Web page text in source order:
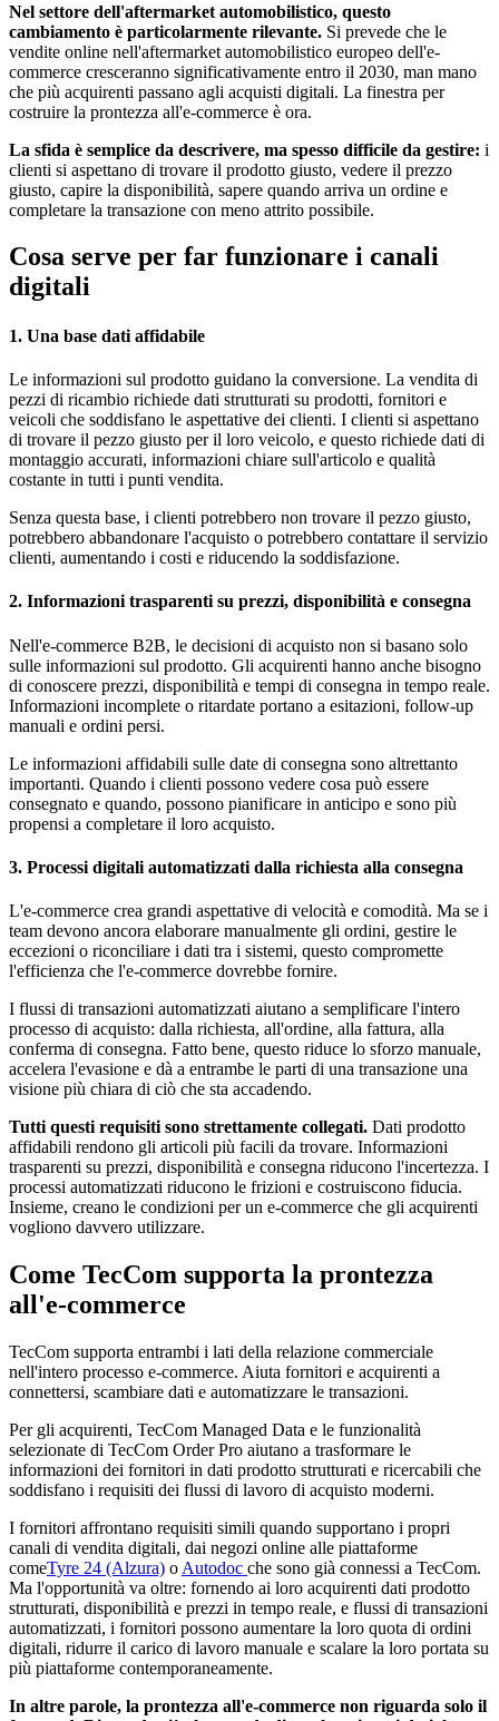
Nel settore dell'aftermarket automobilistico, questo
cambiamento è particolarmente rilevante. Si prevede che le
vendite online nell'aftermarket automobilistico europeo dell'e-
commerce cresceranno significativamente entro il 2030, man mano
che più acquirenti passano agli acquisti digitali. La finestra per
costruire la prontezza all'e-commerce è ora.
La sfida è semplice da descrivere, ma spesso difficile da gestire: i
clienti si aspettano di trovare il prodotto giusto, vedere il prezzo
giusto, capire la disponibilità, sapere quando arriva un ordine e
completare la transazione con meno attrito possibile.
Cosa serve per far funzionare i canali
digitali
1. Una base dati affidabile
Le informazioni sul prodotto guidano la conversione. La vendita di
pezzi di ricambio richiede dati strutturati su prodotti, fornitori e
veicoli che soddisfano le aspettative dei clienti. I clienti si aspettano
di trovare il pezzo giusto per il loro veicolo, e questo richiede dati di
montaggio accurati, informazioni chiare sull'articolo e qualità
costante in tutti i punti vendita.
Senza questa base, i clienti potrebbero non trovare il pezzo giusto,
potrebbero abbandonare l'acquisto o potrebbero contattare il servizio
clienti, aumentando i costi e riducendo la soddisfazione.
2. Informazioni trasparenti su prezzi, disponibilità e consegna
Nell'e-commerce B2B, le decisioni di acquisto non si basano solo
sulle informazioni sul prodotto. Gli acquirenti hanno anche bisogno
di conoscere prezzi, disponibilità e tempi di consegna in tempo reale.
Informazioni incomplete o ritardate portano a esitazioni, follow-up
manuali e ordini persi.
Le informazioni affidabili sulle date di consegna sono altrettanto
importanti. Quando i clienti possono vedere cosa può essere
consegnato e quando, possono pianificare in anticipo e sono più
propensi a completare il loro acquisto.
3. Processi digitali automatizzati dalla richiesta alla consegna
L'e-commerce crea grandi aspettative di velocità e comodità. Ma se i
team devono ancora elaborare manualmente gli ordini, gestire le
eccezioni o riconciliare i dati tra i sistemi, questo compromette
l'efficienza che l'e-commerce dovrebbe fornire.
I flussi di transazioni automatizzati aiutano a semplificare l'intero
processo di acquisto: dalla richiesta, all'ordine, alla fattura, alla
conferma di consegna. Fatto bene, questo riduce lo sforzo manuale,
accelera l'evasione e dà a entrambe le parti di una transazione una
visione più chiara di ciò che sta accadendo.
Tutti questi requisiti sono strettamente collegati. Dati prodotto
affidabili rendono gli articoli più facili da trovare. Informazioni
trasparenti su prezzi, disponibilità e consegna riducono l'incertezza. I
processi automatizzati riducono le frizioni e costruiscono fiducia.
Insieme, creano le condizioni per un e-commerce che gli acquirenti
vogliono davvero utilizzare.
Come TecCom supporta la prontezza
all'e-commerce
TecCom supporta entrambi i lati della relazione commerciale
nell'intero processo e-commerce. Aiuta fornitori e acquirenti a
connettersi, scambiare dati e automatizzare le transazioni.
Per gli acquirenti, TecCom Managed Data e le funzionalità
selezionate di TecCom Order Pro aiutano a trasformare le
informazioni dei fornitori in dati prodotto strutturati e ricercabili che
soddisfano i requisiti dei flussi di lavoro di acquisto moderni.
I fornitori affrontano requisiti simili quando supportano i propri
canali di vendita digitali, dai negozi online alle piattaforme
comeTyre 24 (Alzura) o Autodoc che sono già connessi a TecCom.
Ma l'opportunità va oltre: fornendo ai loro acquirenti dati prodotto
strutturati, disponibilità e prezzi in tempo reale, e flussi di transazioni
automatizzati, i fornitori possono aumentare la loro quota di ordini
digitali, ridurre il carico di lavoro manuale e scalare la loro portata su
più piattaforme contemporaneamente.
In altre parole, la prontezza all'e-commerce non riguarda solo il